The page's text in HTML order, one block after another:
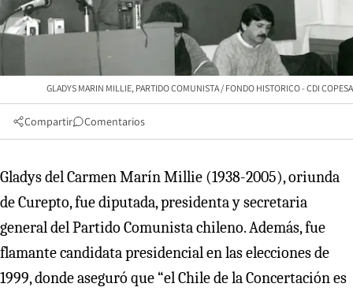
GLADYS MARIN MILLIE, PARTIDO COMUNISTA / FONDO HISTORICO - CDI COPESA
Compartir Comentarios
Gladys del Carmen Marín Millie (1938-2005), oriunda
de Curepto, fue diputada, presidenta y secretaria
general del Partido Comunista chileno. Además, fue
flamante candidata presidencial en las elecciones de
1999, donde aseguró que “el Chile de la Concertación es